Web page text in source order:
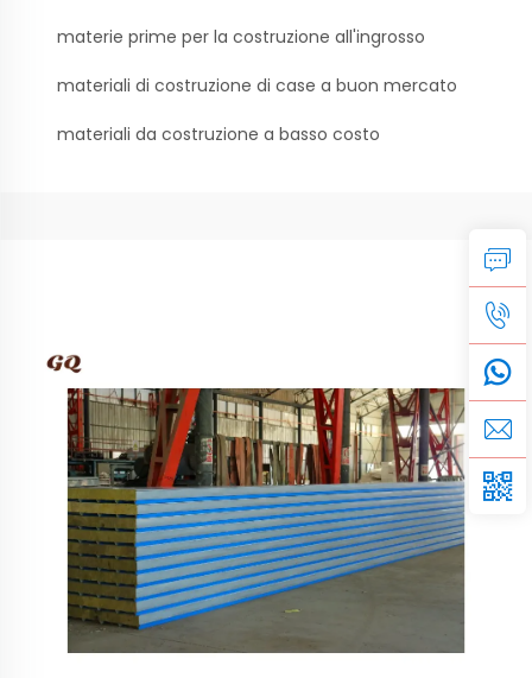
materie prime per la costruzione all'ingrosso
materiali di costruzione di case a buon mercato
materiali da costruzione a basso costo